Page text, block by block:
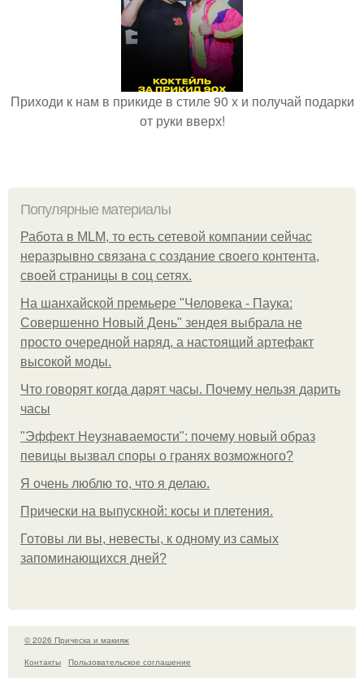
Приходи к нам в прикиде в стиле 90 х и получай подарки
от руки вверх!
Популярные материалы
Работа в MLM, то есть сетевой компании сейчас
неразрывно связана с создание своего контента,
своей страницы в соц сетях.
На шанхайской премьере "Человека - Паука:
Совершенно Новый День" зендея выбрала не
просто очередной наряд, а настоящий артефакт
высокой моды.
Что говорят когда дарят часы. Почему нельзя дарить
часы
"Эффект Неузнаваемости": почему новый образ
певицы вызвал споры о гранях возможного?
Я очень люблю то, что я делаю.
Прически на выпускной: косы и плетения.
Готовы ли вы, невесты, к одному из самых
запоминающихся дней?
© 2026 Прическа и макияж
Контакты
Пользовательское соглашение